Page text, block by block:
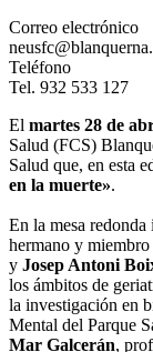
Correo electrónico
Teléfono
Tel. 932 533 127
El martes 28 de
Salud (FCS)
Salud que, en esta
en la muerte».
En la mesa redonda
hermano y
y Josep Antoni
los ámbitos de
la investigación en
Mental del Parque
Mar Galcerán,